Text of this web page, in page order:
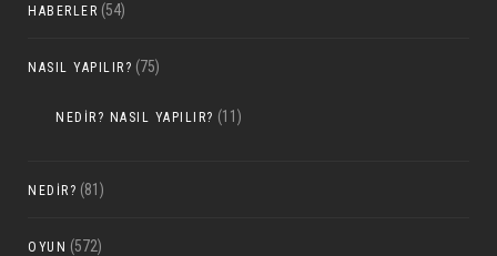
HABERLER (54)
NASIL YAPILIR? (75)
NEDIR? NASIL YAPILIR? (11)
NEDIR? (81)
OYUN (572)